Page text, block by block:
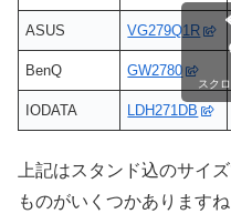
ASUS VG279Q1R
BenQ GW2780
IODATA LDH271DB
スク
上記はスタンド込のサイ
ものがいくつかありますね